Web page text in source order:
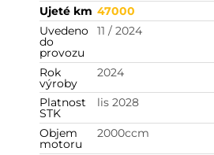
Ujeté km 47000
Uvedeno
do
provozu
11 / 2024
Rok
výroby
2024
Platnost
STK
lis 2028
Objem
motoru
2000ccm